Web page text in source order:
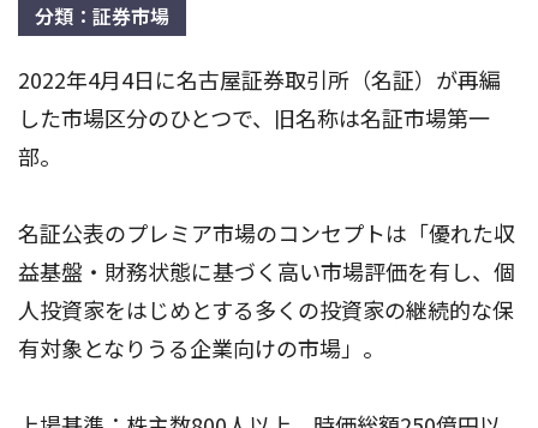
分類：証券市場
2022年4月4日に名古屋証券取引所（名証）が再編
した市場区分のひとつで、旧名称は名証市場第一
部。
名証公表のプレミア市場のコンセプトは「優れた収
益基盤・財務状態に基づく高い市場評価を有し、個
人投資家をはじめとする多くの投資家の継続的な保
有対象となりうる企業向けの市場」。